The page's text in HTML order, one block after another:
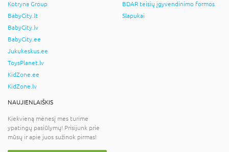
Kotryna Group
BabyCity.lt
BabyCity.lv
BabyCity.ee
Jukukeskus.ee
ToysPlanet.lv
KidZone.ee
KidZone.lv
BDAR teisių įgyvendinimo formos
Slapukai
NAUJIENLAIŠKIS
Kiekvieną mėnesį mes turime
ypatingų pasiūlymų! Prisijunk prie
mūsų ir apie juos sužinok pirmas!